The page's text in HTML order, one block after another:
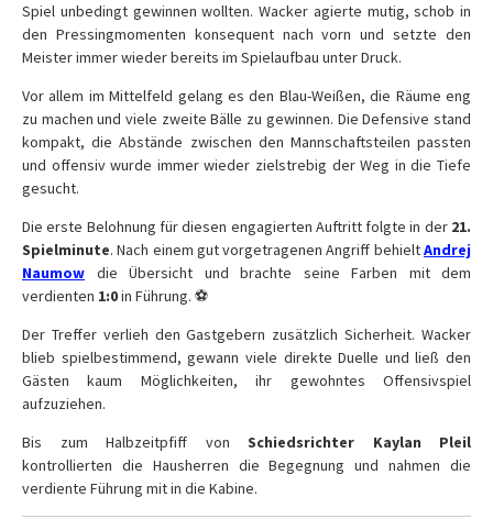
Spiel unbedingt gewinnen wollten. Wacker agierte mutig, schob in
den Pressingmomenten konsequent nach vorn und setzte den
Meister immer wieder bereits im Spielaufbau unter Druck.
Vor allem im Mittelfeld gelang es den Blau-Weißen, die Räume eng
zu machen und viele zweite Bälle zu gewinnen. Die Defensive stand
kompakt, die Abstände zwischen den Mannschaftsteilen passten
und offensiv wurde immer wieder zielstrebig der Weg in die Tiefe
gesucht.
Die erste Belohnung für diesen engagierten Auftritt folgte in der 21.
Spielminute. Nach einem gut vorgetragenen Angriff behieltAndrej
Naumow die Übersicht und brachte seine Farben mit dem
verdienten 1:0in Führung. ⚽
Der Treffer verlieh den Gastgebern zusätzlich Sicherheit. Wacker
blieb spielbestimmend, gewann viele direkte Duelle und ließ den
Gästen kaum Möglichkeiten, ihr gewohntes Offensivspiel
aufzuziehen.
Bis zum Halbzeitpfiff von Schiedsrichter Kaylan Pleil
kontrollierten die Hausherren die Begegnung und nahmen die
verdiente Führung mit in die Kabine.